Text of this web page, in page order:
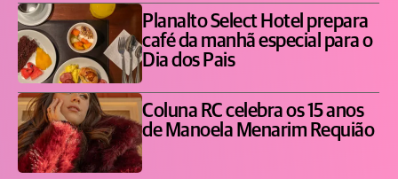
Planalto Select Hotel prepara
café da manhã especial para o
Dia dos Pais
Coluna RC celebra os 15 anos
de Manoela Menarim Requião